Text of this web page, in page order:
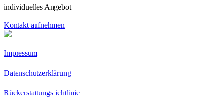
individuelles Angebot
Kontakt aufnehmen
Impressum
Datenschutzerklärung
Rückerstattungsrichtlinie